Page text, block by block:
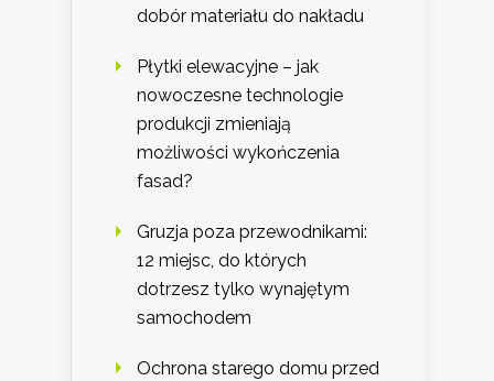
dobór materiału do nakładu
Płytki elewacyjne – jak
nowoczesne technologie
produkcji zmieniają
możliwości wykończenia
fasad?
Gruzja poza przewodnikami:
12 miejsc, do których
dotrzesz tylko wynajętym
samochodem
Ochrona starego domu przed